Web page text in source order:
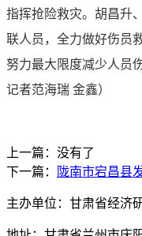
指挥抢险救灾。胡昌升
联人员，全力做好伤员
努力最大限度减少人员
记者范海瑞 金鑫）
上一篇：没有了
下一篇：
陇南市宕昌县
主办单位：甘肃省经济